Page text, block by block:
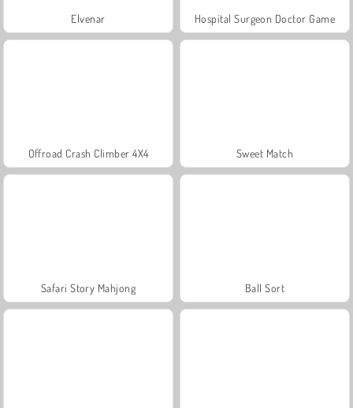
Elvenar Hospital Surgeon Doctor Game
Offroad Crash Climber 4X4 Sweet Match
Safari Story Mahjong Ball Sort